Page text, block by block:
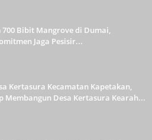
700 Bibit Mangrove di Dumai,
Jaga Pesisir...
Kertasura Kecamatan Kapetakan,
Membangun Desa Kertasura Kearah...